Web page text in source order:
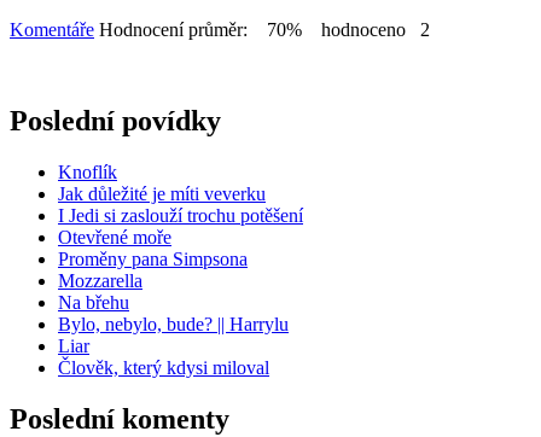
Komentáře Hodnocení průměr: 70% hodnoceno 2
Poslední povídky
Knoflík
Jak důležité je míti veverku
I Jedi si zaslouží trochu potěšení
Otevřené moře
Proměny pana Simpsona
Mozzarella
Na břehu
Bylo, nebylo, bude? || Harrylu
Liar
Člověk, který kdysi miloval
Poslední komenty